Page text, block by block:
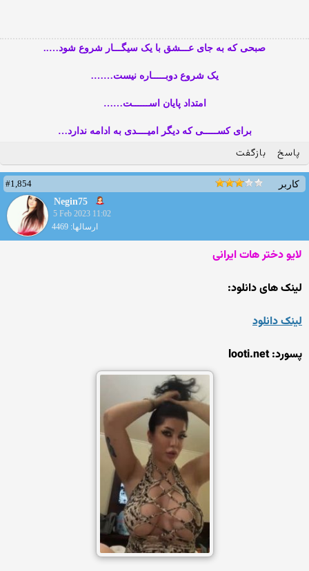
صبحی که به جای عـــشق با یک سیگـــار شروع شود…..
یک شروع دوبـــــاره نیست…….
امتداد پایان اســــــت……
برای کســـــی که دیگر امیــــدی به ادامه ندارد…
پاسخ بازگفت
کاربر
#1,854
Negin75
5 Feb 2023 11:02
ارسالها: 4469
لایو دختر هات ایرانی
لینک های دانلود:
لینک دانلود
پسورد: looti.net